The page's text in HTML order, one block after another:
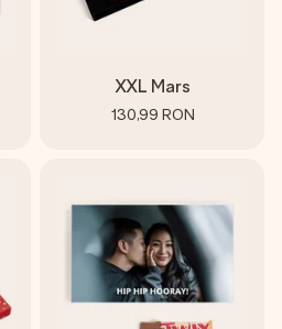
XXL Mars
130,99 RON